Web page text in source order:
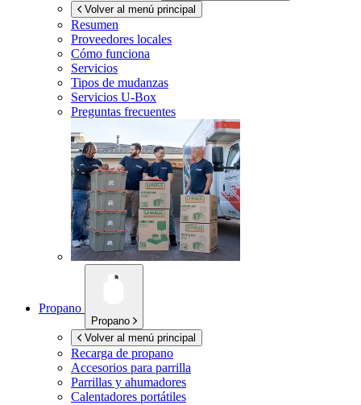
Volver al menú principal
Resumen
Proveedores locales
Cómo funciona
Servicios
Tipos de mudanzas
Servicios U-Box
Preguntas frecuentes
Propano
Propano
Volver al menú principal
Recarga de propano
Accesorios para parrilla
Parrillas y ahumadores
Calentadores portátiles